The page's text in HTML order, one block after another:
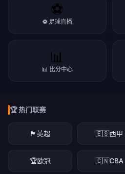
立即看直播
立即看直播
⚽
⚽ 足球直播
📊
📊 比分中心
🏆 热门联赛
🏴󠁧󠁢󠁥󠁮󠁧󠁿英超 🇪🇸西甲
🏆欧冠 🇨🇳CBA